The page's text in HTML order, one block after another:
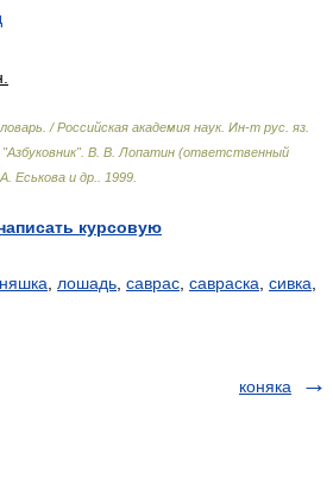
/ Российская академия наук. Ин-т рус. яз.
. В. В. Лопатин (ответственный
Еськова и др.
1999
курсовую
лошадь саврас савраска сивка
коняка